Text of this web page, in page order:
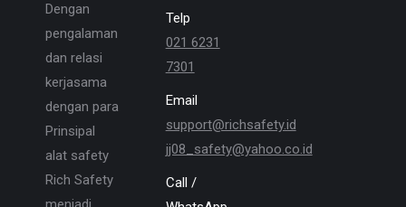
Dengan
pengalaman
dan relasi
kerjasama
dengan para
Prinsipal
alat safety
Rich Safety
Telp
021 6231
7301
Email
support@richsafety.id
jj08_safety@yahoo.co.id
Call /